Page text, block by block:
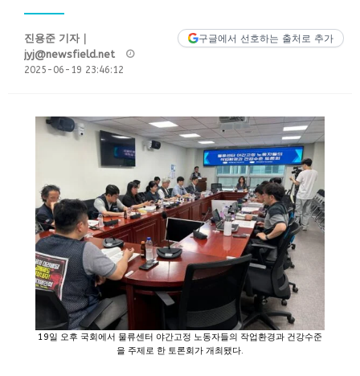
구글에서 선호하는 출처로 추가
진용준 기자｜
jyj@newsfield.net
2025-06-19 23:46:12
19일 오후 국회에서 물류센터 야간고정 노동자들의 작업환경과 건강수준
을 주제로 한 토론회가 개최됐다.